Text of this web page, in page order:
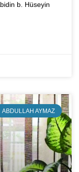
b. Hüseyin
ABDULLAH AYMAZ